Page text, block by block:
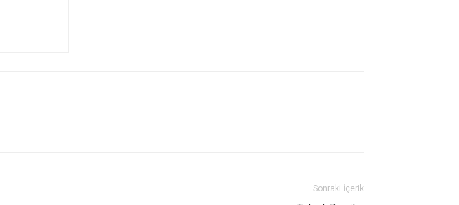
Sonraki İçerik